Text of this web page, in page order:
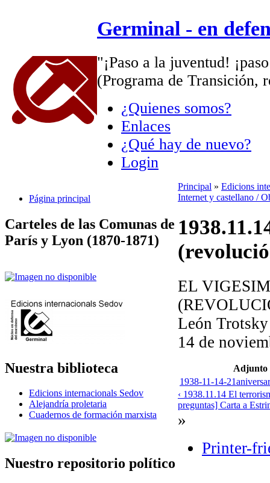
Germinal - en
"¡Paso a la juventud!
(Programa de Transición,
¿Quienes somos?
Enlaces
¿Qué hay de nuevo?
Login
Página principal
Carteles de las Comunas de
París y Lyon (1870-1871)
Nuestra biblioteca
Edicions internacionals Sedov
Alejandría proletaria
Cuadernos de formación marxista
Nuestro repositorio político
Principal » Edicions
Internet y castellano /
EL
León Trotsky
14 de
Adjunto
1938-11-14-
‹ 1938.11.14 El
preguntas] Carta a
»
Printer-